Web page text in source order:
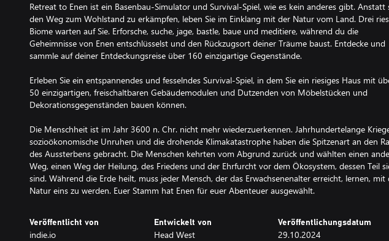
Retreat to Enen ist ein Basenbau-Simulator und Survival-Spiel, wie es kein anderes gibt. Anstatt
den Weg zum Wohlstand zu erkämpfen, leben Sie im Einklang mit der Natur vom Land. Drei
Biome warten auf Sie. Erforsche, suche, jage, bastle, baue und meditiere, während du die
Geheimnisse von Enen entschlüsselst und den Rückzugsort deiner Träume baust. Entdecke und
sammle auf deiner Entdeckungsreise über 160 einzigartige Gegenstände.
Erleben Sie ein entspannendes und fesselndes Survival-Spiel, in dem Sie ein riesiges Haus mit
50 einzigartigen, freischaltbaren Gebäudemodulen und Dutzenden von Möbelstücken und
Dekorationsgegenständen bauen können.
Die Menschheit ist im Jahr 3600 n. Chr. nicht mehr wiederzuerkennen. Jahrhundertelange
sozioökonomische Unruhen und die drohende Klimakatastrophe haben die Spitzenart an den
des Aussterbens gebracht. Die Menschen kehrten vom Abgrund zurück und wählten einen
Weg, einen Weg der Heilung, des Friedens und der Ehrfurcht vor dem Ökosystem, dessen Teil
sind. Während die Erde heilt, muss jeder Mensch, der das Erwachsenenalter erreicht, lernen, mit
Natur eins zu werden. Euer Stamm hat Enen für euer Abenteuer ausgewählt.
Veröffentlicht von
indie.io
Entwickelt von
Head West
Veröffentlichungsdatum
29.10.2024